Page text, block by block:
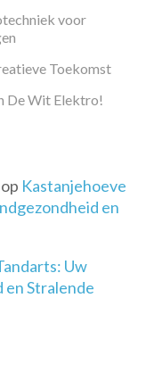
voor
Toekomst
De Wit Elektro!
op Kastanjehoeve
en
Uw
Stralende